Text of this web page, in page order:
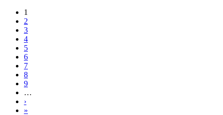
1
2
3
4
5
6
7
8
9
…
›
»